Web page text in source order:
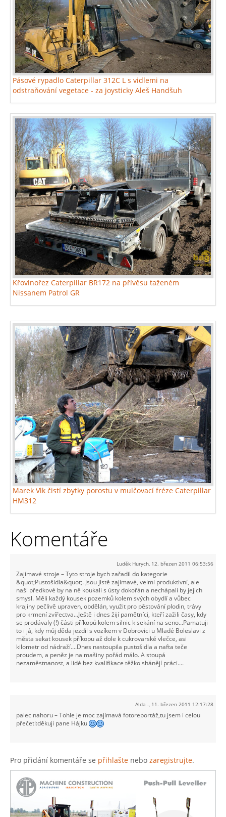
Pásové rypadlo Caterpillar 312C L s vidlemi na
odstraňování vegetace - za joysticky Aleš Handšuh
Křovinořez Caterpillar BR172 na přívěsu taženém
Nissanem Patrol GR
Marek Vlk čistí zbytky porostu v mulčovací fréze Caterpillar
HM312
Komentáře
Luděk Hurych 12. březen 2011 06:53:56
Zajímavé stroje – Tyto stroje bych zařadil do kategorie
&quot;Pustošidla&quot;. Jsou jistě zajímavé, velmi produktivní, ale
naši předkové by na ně koukali s ústy dokořán a nechápali by jejich
smysl. Měli každý kousek pozemků kolem svých obydlí a vůbec
krajiny pečlivě upraven, obdělán, využit pro pěstování plodin, trávy
pro krmení zvířectva...Ještě i dnes žijí pamětníci, kteří zažili časy, kdy
se prodávaly (!) části příkopů kolem silnic k sekání na seno...Pamatuji
to i já, kdy můj děda jezdil s vozíkem v Dobrovici u Mladé Boleslavi z
města sekat kousek příkopu až dole k cukrovarské vlečce, asi
kilometr od nádraží....Dnes nastoupila pustošidla a nafta teče
proudem, a peněz je na mašiny pořád málo. A stoupá
nezaměstnanost, a lidé bez kvalifikace těžko shánějí práci....
Alda ., 11. březen 2011 12:17:28
palec nahoru – Tohle je moc zajímavá fotoreportáž,tu jsem i celou
přečetl:děkuji pane Hájku
Pro přidání komentáře se přihlašte nebo zaregistrujte.